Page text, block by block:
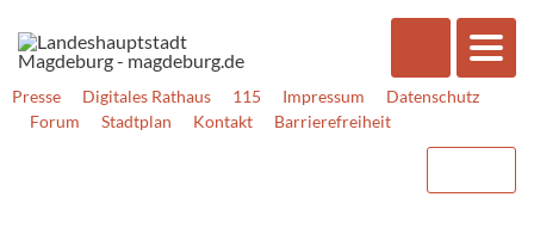
Presse Digitales Rathaus 115 Impressum
Datenschutz
Forum
Stadtplan Kontakt Barrierefreiheit